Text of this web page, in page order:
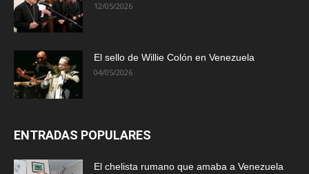
12/05/2026
El sello de Willie Colón en Venezuela
04/05/2026
ENTRADAS POPULARES
El chelista rumano que amaba a Venezuela